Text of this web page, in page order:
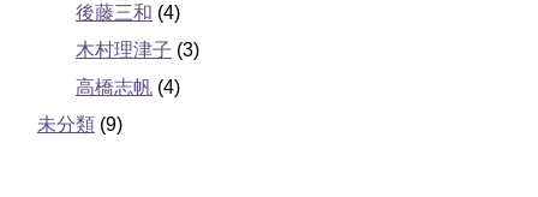
後藤三和 (4)
木村理津子 (3)
高橋志帆 (4)
未分類 (9)